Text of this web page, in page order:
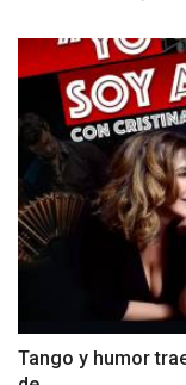
Tango y humor